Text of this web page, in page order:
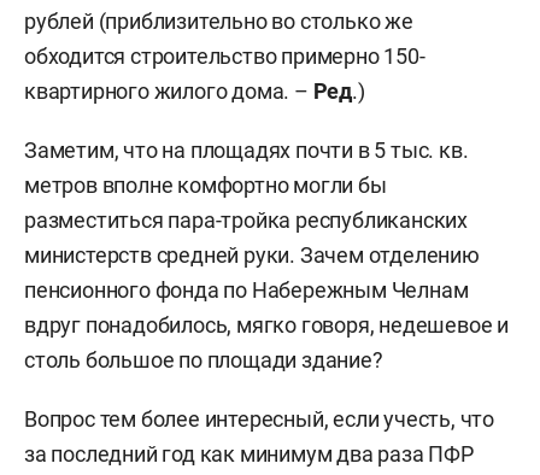
рублей (приблизительно во столько же
обходится строительство примерно 150-
квартирного жилого дома. – Ред.)
Заметим, что на площадях почти в 5 тыс. кв.
метров вполне комфортно могли бы
разместиться пара-тройка республиканских
министерств средней руки. Зачем отделению
пенсионного фонда по Набережным Челнам
вдруг понадобилось, мягко говоря, недешевое и
столь большое по площади здание?
Вопрос тем более интересный, если учесть, что
за последний год как минимум два раза ПФР